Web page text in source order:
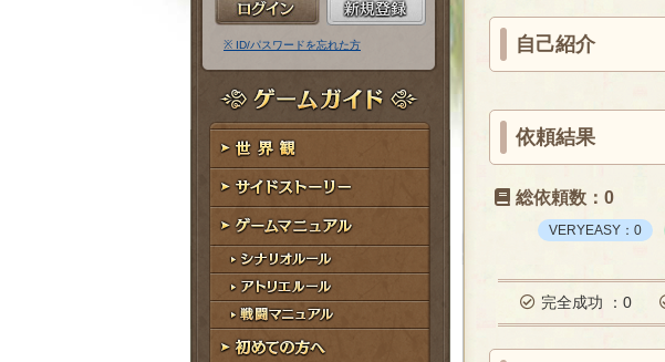
ル
ア
ド
レ
ス
ス
ー
ド
※ ID/パスワードを忘れた方
ゲームガイド
世界観
サイドストーリー
ゲームマニュアル
シナリオルール
アトリエルール
戦闘マニュアル
自己紹介
依頼結果
総依頼数：0
VERYEASY：0
完全成功 ：0